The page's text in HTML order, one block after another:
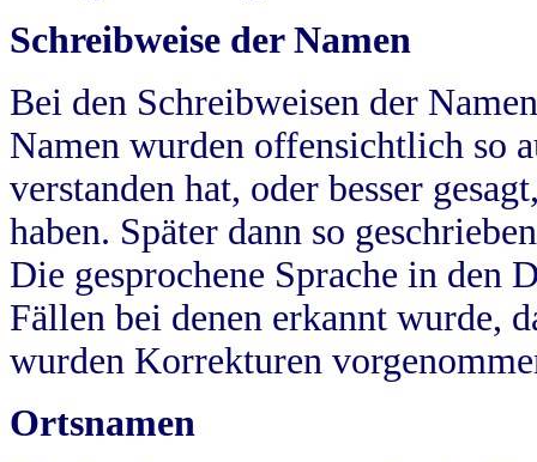
Schreibweise der Namen
Bei den Schreibweisen der
Namen wurden offensichtlich so
verstanden hat, oder besser
haben. Später dann so
Die gesprochene Sprache in
Fällen bei denen erkannt wurde,
wurden Korrekturen
Ortsnamen